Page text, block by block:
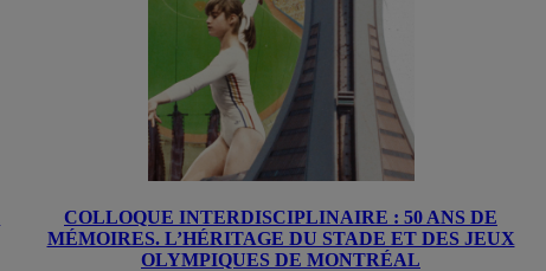
COLLOQUE INTERDISCIPLINAIRE : 50 ANS DE
MÉMOIRES. L’HÉRITAGE DU STADE ET DES JEUX
OLYMPIQUES DE MONTRÉAL